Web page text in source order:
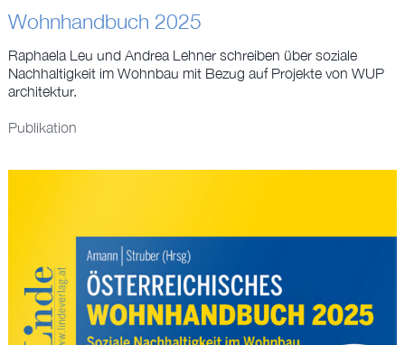
SAMMELKARTEN
BÜRO
Wohnhandbuch 2025
Raphaela Leu und Andrea Lehner schreiben über soziale
Nachhaltigkeit im Wohnbau mit Bezug auf Projekte von WUP
architektur.
Publikation